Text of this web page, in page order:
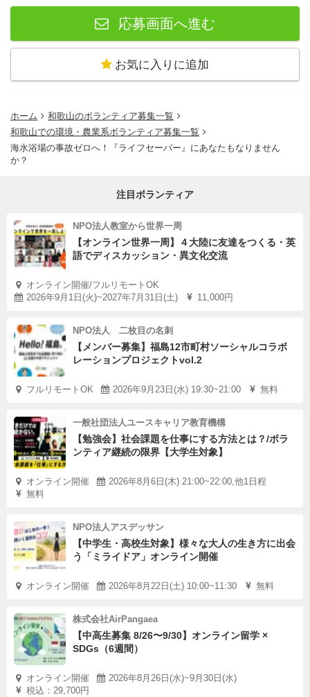
応募画面へ進む
お気に入りに追加
ホーム
和歌山のボランティア募集一覧
和歌山での環境・農業系ボランティア募集一覧
海水浴場の事故ゼロへ！『ライフセーバー』にあなたもなりません
か？
注目ボランティア
NPO法人教室から世界一周
【オンライン世界一周】４大陸に友達をつくる・英
語でディスカッション・異文化交流
オンライン開催/フルリモートOK
2026年9月1日(火)~2027年7月31日(土)
11,000円
NPO法人 二枚目の名刺
【メンバー募集】福島12市町村ソーシャルコラボ
レーションプロジェクトvol.2
フルリモートOK 2026年9月23日(水) 19:30~21:00 無料
一般社団法人ユースキャリア教育機構
【勉強会】社会課題を仕事にする方法とは？/ボラ
ンティア継続の限界【大学生対象】
オンライン開催
2026年8月6日(木) 21:00~22:00,他1日程
無料
NPO法人アスデッサン
【中学生・高校生対象】様々な大人の生き方に出会
う「ミライドア」オンライン開催
オンライン開催 2026年8月22日(土) 10:00~11:30 無料
株式会社AirPangaea
【中高生募集 8/26〜9/30】オンライン留学 ×
SDGs（6週間）
オンライン開催
2026年8月26日(水)~9月30日(水)
税込：29,700円